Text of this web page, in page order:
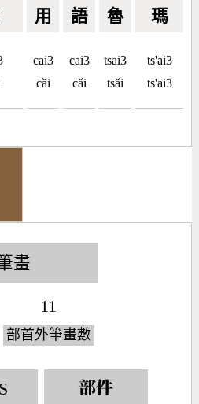
用 語 魯 瑪
cai3
cǎi
cai3
cǎi
tsai3
tsǎi
ts'ai3
ts'ai3
畫
11
部首外筆畫數
部件